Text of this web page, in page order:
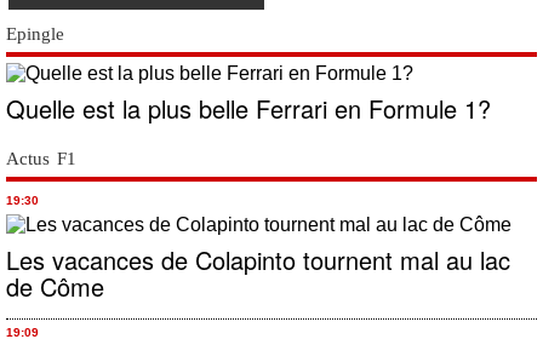
Epingle
Quelle est la plus belle Ferrari en Formule 1?
Actus F1
19:30
Les vacances de Colapinto tournent mal au lac
de Côme
19:09